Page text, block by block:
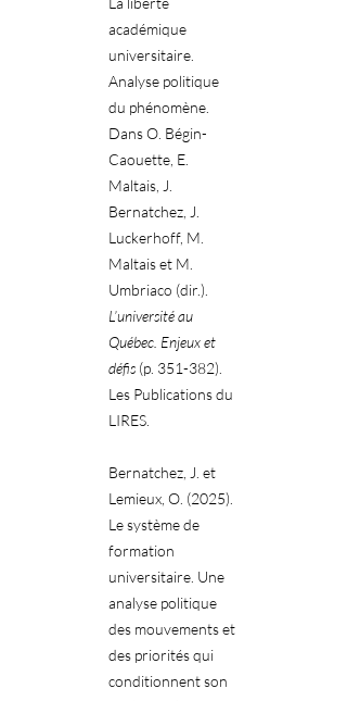
académique
universitaire.
Analyse politique
du phénomène.
Dans O. Bégin-
Caouette, E.
Maltais, J.
Bernatchez, J.
Luckerhoff, M.
Maltais et M.
Umbriaco (dir.).
L’université au
Québec. Enjeux et
défis (p. 351-382).
Les Publications du
LIRES.
Bernatchez, J. et
Lemieux, O. (2025).
Le système de
formation
universitaire. Une
analyse politique
des mouvements et
des priorités qui
conditionnent son